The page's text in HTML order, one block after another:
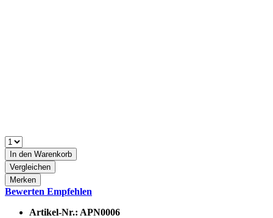
In den Warenkorb
Vergleichen
Merken
Bewerten Empfehlen
Artikel-Nr.: APN0006